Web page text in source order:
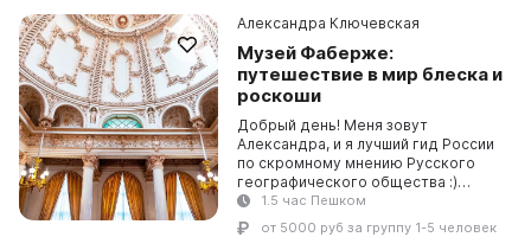
фотографии на память. С нетерпением жду нашей
встречи!
Стаж
6 лет
Места
Санкт-Петербург
Александра Ключевская
Музей Фаберже:
путешествие в мир блеска и
роскоши
Добрый день! Меня зовут
Александра, и я лучший гид России
по скромному мнению Русского
географического общества :)
Победа во всероссийском
конкурсе гидов не только
подтвердила мою любовь к музею,
1.5 час Пешком
от 5000 руб за группу 1-5 человек